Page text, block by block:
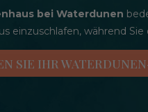
bei Waterdunen
einzuschlafen, während
SIE IHR